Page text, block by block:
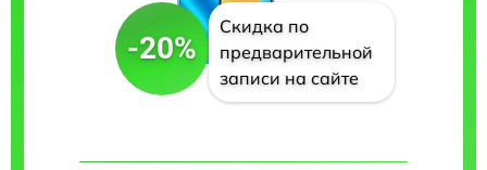
-20%
Скидка по
предварительной
записи на сайте